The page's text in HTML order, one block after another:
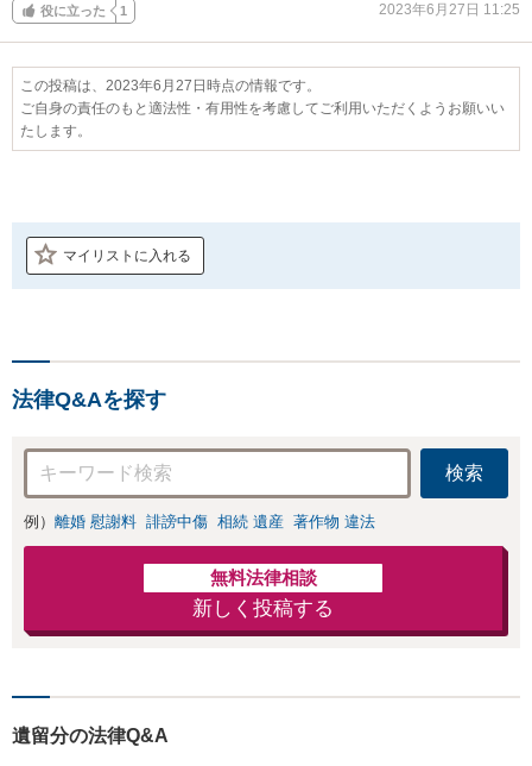
役に立った 1 2023年6月27日 11:25
この投稿は、2023年6月27日時点の情報です。
ご自身の責任のもと適法性・有用性を考慮してご利用いただくようお願いい
たします。
マイリストに入れる
法律Q&Aを探す
検索
例） 離婚 慰謝料 誹謗中傷 相続 遺産 著作物 違法
無料法律相談
新しく投稿する
遺留分の法律Q&A